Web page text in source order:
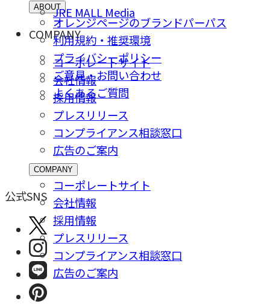
JRE MALL Media
ABOUT
オレンジページのブランドパーパス
利用規約・推奨環境
プライバシーポリシー
ご意⾒・お問い合わせ
よくあるご質問
COMPANY
コーポレートサイト
会社情報
採⽤情報
プレスリリース
コンプライアンス相談窓⼝
広告のご案内
COMPANY
コーポレートサイト
会社情報
採⽤情報
プレスリリース
コンプライアンス相談窓⼝
広告のご案内
公式SNS